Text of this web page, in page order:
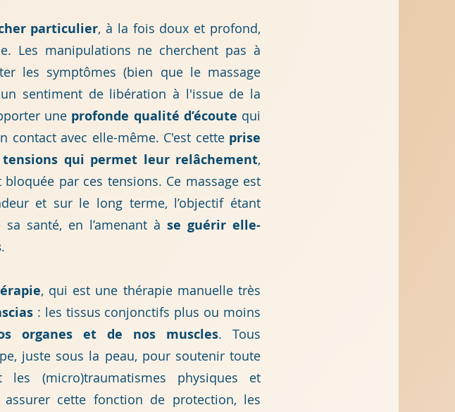
particulier, à la fois doux et profond,
Les manipulations ne cherchent pas à
les symptômes (bien que le massage
sentiment de libération à l'issue de la
une profonde qualité d’écoute qui
contact avec elle-même. C'est cette prise
qui permet leur relâchement,
par ces tensions. Ce massage est
et sur le long terme, l’objectif étant
santé, en l’amenant à se guérir elle-
.
, qui est une thérapie manuelle très
: les tissus conjonctifs plus ou moins
organes et de nos muscles. Tous
juste sous la peau, pour soutenir toute
les (micro)traumatismes physiques et
assurer cette fonction de protection, les